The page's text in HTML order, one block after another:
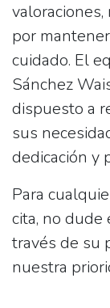
por
cuidado. El
Sánchez
dispuesto a
sus
dedicación y
Para
cita, no dude
través de su
nuestra